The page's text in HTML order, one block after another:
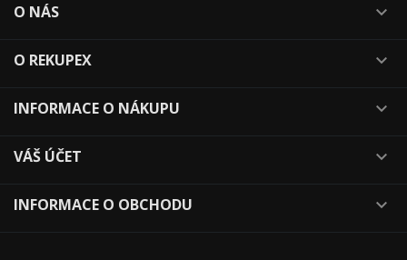
O NÁS 
O REKUPEX 
INFORMACE O NÁKUPU 
VÁŠ ÚČET 
INFORMACE O OBCHODU 